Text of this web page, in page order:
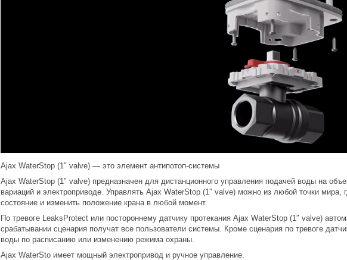
Ajax WaterStop (1″ valve) — это элемент антипотоп-системы
Ajax WaterStop (1″ valve) предназначен для дистанционного управления подачей воды на
вариаций и электроприводе. Управлять Ajax WaterStop (1″ valve) можно из любой точки
состояние и изменить положение крана в любой момент.
По тревоге LeaksProtect или постороннему датчику протекания Ajax WaterStop (1″ valve)
срабатывании сценария получат все пользователи системы. Кроме сценария по тревоге
воды по расписанию или изменению режима охраны.
Ajax WaterSto имеет мощный электропривод и ручное управление.